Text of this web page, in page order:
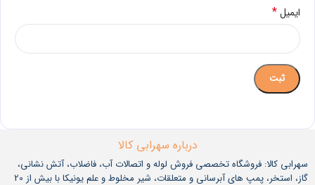
ایمیل*
درباره سهرابی کالا
سهرابی کالا: فروشگاه تخصصی فروش لوله و اتصالات آب، فاضلاب، آتش نشانی،
گاز، استخر، پمپ های آبرسانی و متعلقات، شیر مخلوط و علم یونیکا با بیش از 20